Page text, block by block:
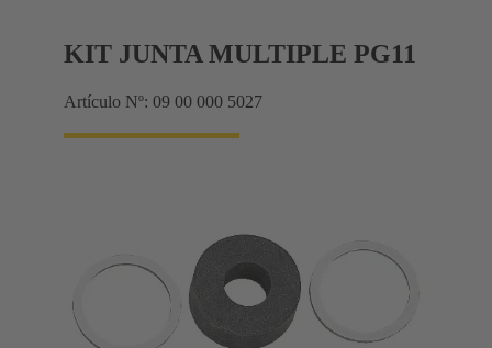
KIT JUNTA MULTIPLE PG11
Artículo Nº: 09 00 000 5027